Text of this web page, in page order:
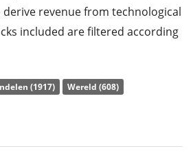
revenue from technological
included are filtered according
social and corporate
the ETF are
(1917)
Wereld (608)